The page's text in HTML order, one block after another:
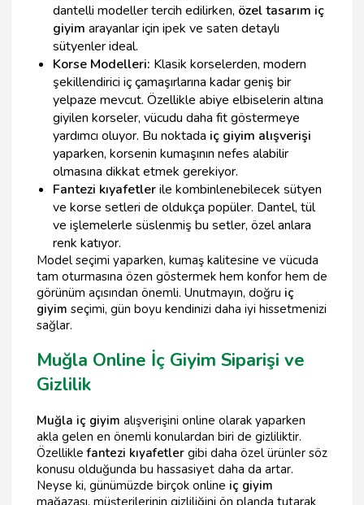
dantelli modeller tercih edilirken, özel tasarım iç
giyim arayanlar için ipek ve saten detaylı
sütyenler ideal.
Korse Modelleri: Klasik korselerden, modern
şekillendirici iç çamaşırlarına kadar geniş bir
yelpaze mevcut. Özellikle abiye elbiselerin altına
giyilen korseler, vücudu daha fit göstermeye
yardımcı oluyor. Bu noktada iç giyim alışverişi
yaparken, korsenin kumaşının nefes alabilir
olmasına dikkat etmek gerekiyor.
Fantezi kıyafetlerile kombinlenebilecek sütyen
ve korse setleri de oldukça popüler. Dantel, tül
ve işlemelerle süslenmiş bu setler, özel anlara
renk katıyor.
Model seçimi yaparken, kumaş kalitesine ve vücuda
tam oturmasına özen göstermek hem konfor hem de
görünüm açısından önemli. Unutmayın, doğru iç
giyim seçimi, gün boyu kendinizi daha iyi hissetmenizi
sağlar.
Muğla Online İç Giyim Siparişi ve
Gizlilik
Muğla iç giyim alışverişini online olarak yaparken
akla gelen en önemli konulardan biri de gizliliktir.
Özelliklefantezi kıyafetler gibi daha özel ürünler söz
konusu olduğunda bu hassasiyet daha da artar.
Neyse ki, günümüzde birçok online iç giyim
mağazası, müşterilerinin gizliliğini ön planda tutarak